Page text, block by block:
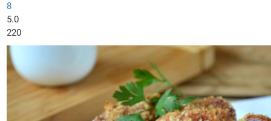
8
5.0
220